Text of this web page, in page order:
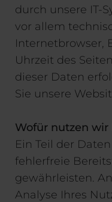
durch unsere IT-
vor allem
Internetbrowser,
Uhrzeit des
dieser Daten
Sie unsere
Wofür nutzen wir
Ein Teil der
fehlerfreie
gewährleisten.
Analyse Ihres